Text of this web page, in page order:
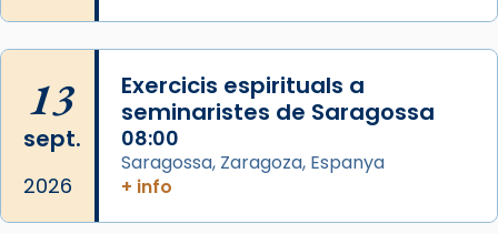
L’arquebisbe de Barcelona, el cardenal Joan
Josep Omella, ha presidit la missa i l’ha
concelebrat el bisbe auxiliar de Barcelona,
Mons. David Abadías.
📸 Dr. G. Simón
13
sept.
2026
Exercicis espirituals a
seminaristes de Saragossa
08:00
Saragossa, Zaragoza, Espanya
+ info